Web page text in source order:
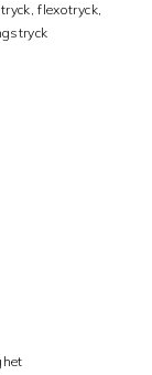
flexotryck,